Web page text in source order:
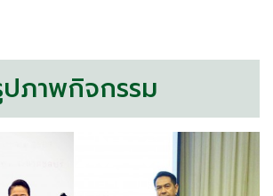
ภาพกิจกรรม